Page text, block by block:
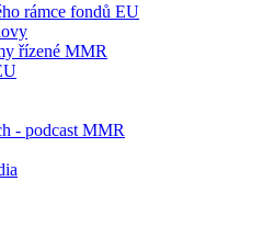
rámce fondů EU
řízené MMR
- podcast MMR